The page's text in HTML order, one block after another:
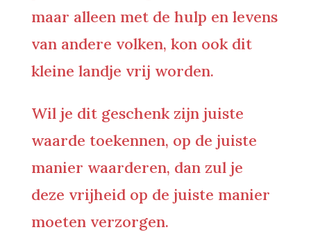
maar alleen met de hulp en levens
van andere volken, kon ook dit
kleine landje vrij worden.
Wil je dit geschenk zijn juiste
waarde toekennen, op de juiste
manier waarderen, dan zul je
deze vrijheid op de juiste manier
moeten verzorgen.